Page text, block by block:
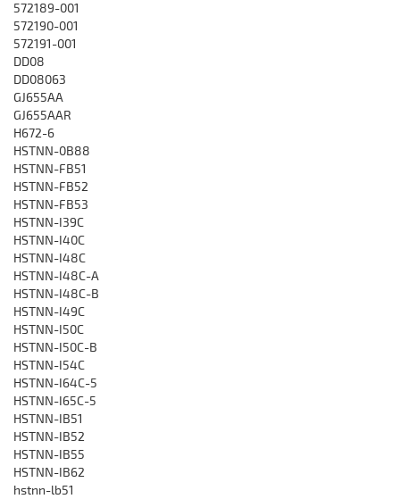
572189-001
572190-001
572191-001
DD08
DD08063
GJ655AA
GJ655AAR
H672-6
HSTNN-0B88
HSTNN-FB51
HSTNN-FB52
HSTNN-FB53
HSTNN-I39C
HSTNN-I40C
HSTNN-I48C
HSTNN-I48C-A
HSTNN-I48C-B
HSTNN-I49C
HSTNN-I50C
HSTNN-I50C-B
HSTNN-I54C
HSTNN-I64C-5
HSTNN-I65C-5
HSTNN-IB51
HSTNN-IB52
HSTNN-IB55
HSTNN-IB62
hstnn-lb51